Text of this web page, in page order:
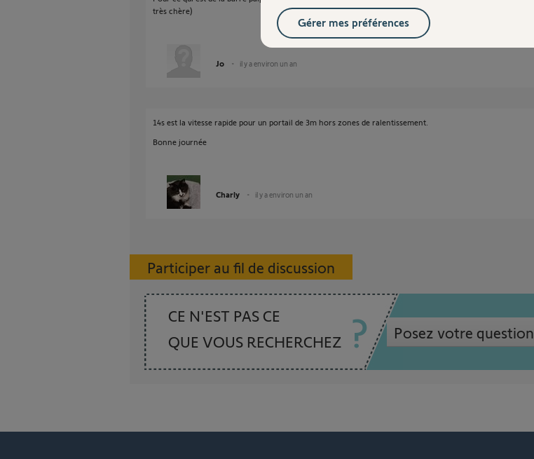
très chère)
Jo il y a environ un an
14s est la vitesse rapide pour un portail de 3m hors zones de ralentissement.
Bonne journée
Charly il y a environ un an
Participer au fil de discussion
CE N'EST PAS CE
QUE VOUS RECHERCHEZ
Posez votre question
Gérer mes préférences